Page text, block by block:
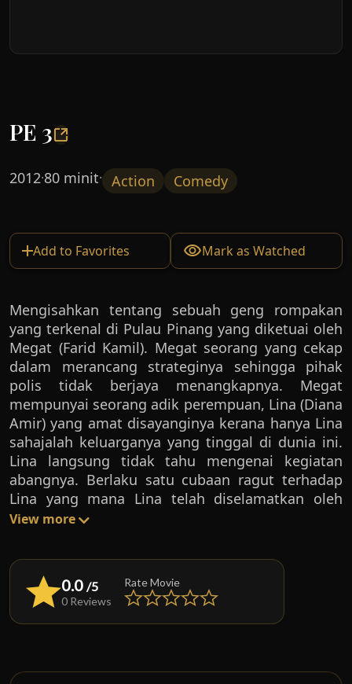
PE 3
2012·80 minit· Action Comedy
Add to Favorites Mark as Watched
Mengisahkan tentang sebuah geng rompakan
yang terkenal di Pulau Pinang yang diketuai oleh
Megat (Farid Kamil). Megat seorang yang cekap
dalam merancang strateginya sehingga pihak
polis tidak berjaya menangkapnya. Megat
mempunyai seorang adik perempuan, Lina (Diana
Amir) yang amat disayanginya kerana hanya Lina
sahajalah keluarganya yang tinggal di dunia ini.
Lina langsung tidak tahu mengenai kegiatan
abangnya. Berlaku satu cubaan ragut terhadap
Lina yang mana Lina telah diselamatkan oleh
Fumi (Kamal Adli). Fumi merupakan seorang anak
di kejar Ah Long. Pertemuan pertama dengan
Lina telah membibitkan perasaan sayang dan
cinta diantara mereka sehingga mahu berkahwin.
Megat yang sayangkan adiknya terpaksa
menerima Fumi sebagai adik iparnya. Megat
kepada Fumi. Megat dan Fumi berkerjasama
View more
0.0 /5
0 Reviews
Rate Movie